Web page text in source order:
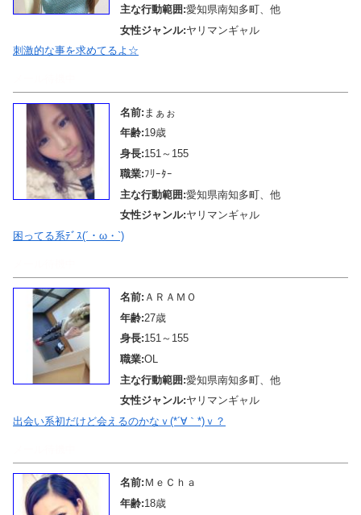
主な行動範囲:愛知県南知多町、他
女性ジャンル:ヤリマンギャル
刺激的な事を求めてるよ☆
名前: まぁぉ
年齢:19歳
身長:151～155
職業:ﾌﾘｰﾀｰ
主な行動範囲:愛知県南知多町、他
女性ジャンル:ヤリマンギャル
困ってる系ﾃﾞｽ(´・ω・`)
名前: ＡＲＡＭＯ
年齢:27歳
身長:151～155
職業:OL
主な行動範囲:愛知県南知多町、他
女性ジャンル:ヤリマンギャル
出会い系初だけど会えるのかなｖ(*´∀｀*)ｖ？
名前: ＭｅＣｈａ
年齢:18歳